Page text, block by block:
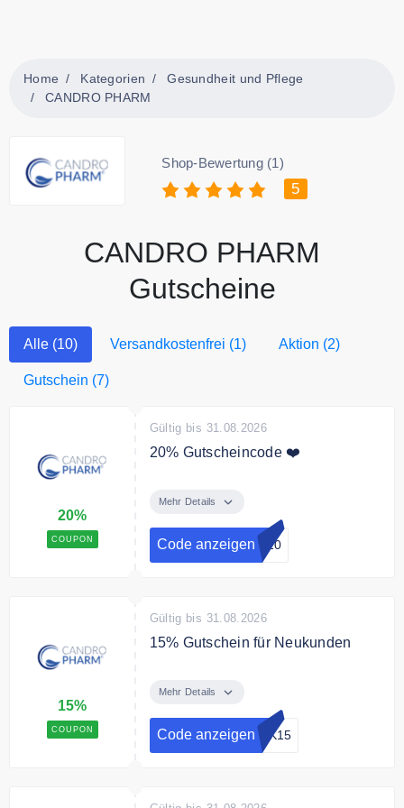
Home Kategorien
Gesundheit und Pflege
CANDRO PHARM
Shop-Bewertung (1)
5
CANDRO PHARM
Gutscheine
Alle (10) Versandkostenfrei (1) Aktion (2)
Gutschein (7)
20%
COUPON
Gültig bis 31.08.2026
20% Gutscheincode ❤️
auf das gesamte Sortiment
Mehr Details
Code anzeigen ff20
15%
COUPON
Gültig bis 31.08.2026
15% Gutschein für Neukunden
dem ganze 15% auf Ihre
Mehr Details
Code anzeigen NK15